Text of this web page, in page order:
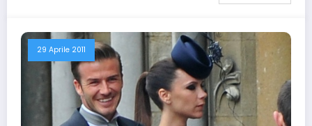
29 Aprile 2011